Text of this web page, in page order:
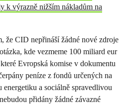
k výrazně nižším nákladům na
že CID nepřináší žádné nové zdroje
kde vezmeme 100 miliard eur
Evropská komise v dokumentu
peníze z fondů určených na
a sociálně spravedlivou
přidány žádné závazné